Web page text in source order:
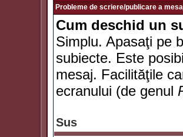
Probleme de scriere/publicare a
Cum deschid un
Simplu. Apasaţi pe
subiecte. Este
mesaj. Facilităţile
ecranului (de genul
Sus